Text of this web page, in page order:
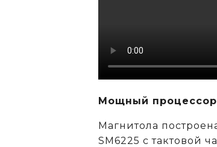
Мощный
Магнитола
SM6225 c тактовой